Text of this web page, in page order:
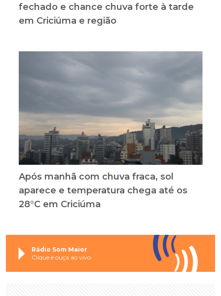
fechado e chance chuva forte à tarde
em Criciúma e região
Após manhã com chuva fraca, sol
aparece e temperatura chega até os
28°C em Criciúma
Rádio Som Maior
Clique e ouça ao vivo